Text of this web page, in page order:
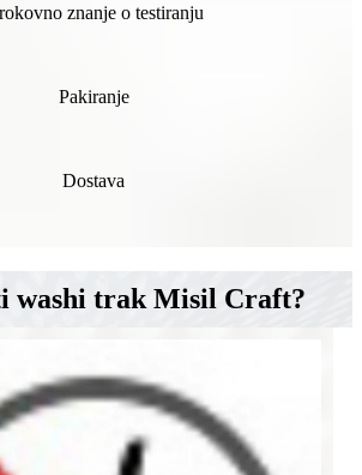
znanje o testiranju
Pakiranje
Dostava
washi trak Misil Craft?